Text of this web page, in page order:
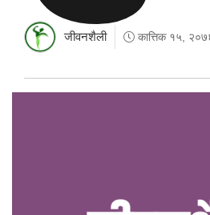
जीवनशैली कात्तिक १५,